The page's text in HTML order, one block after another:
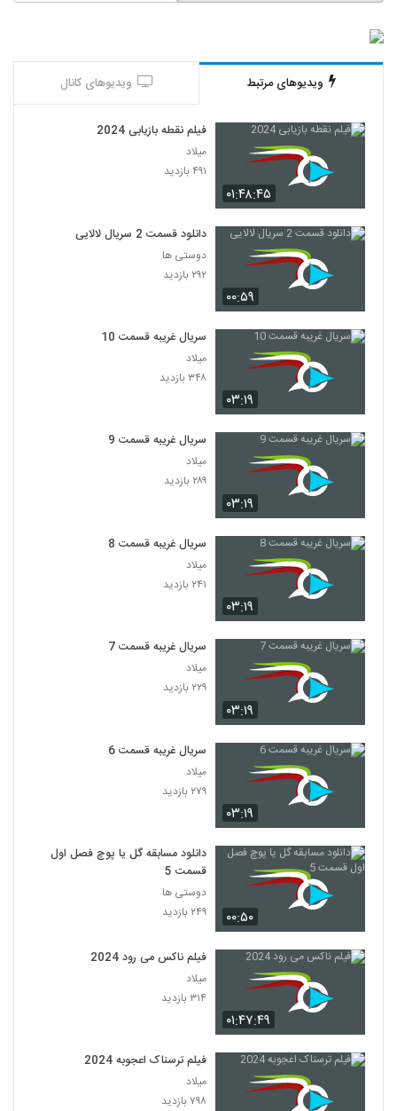
ویدیوهای مرتبط ویدیوهای کانال
۰۱:۴۸:۴۵
فیلم نقطه بازیابی 2024
میلاد
۴۹۱ بازدید
۰۰:۵۹
دانلود قسمت 2 سریال لالایی
دوستی ها
۲۹۲ بازدید
۰۳:۱۹
سریال غریبه قسمت 10
میلاد
۳۴۸ بازدید
۰۳:۱۹
سریال غریبه قسمت 9
میلاد
۲۸۹ بازدید
۰۳:۱۹
سریال غریبه قسمت 8
میلاد
۲۴۱ بازدید
۰۳:۱۹
سریال غریبه قسمت 7
میلاد
۲۲۹ بازدید
۰۳:۱۹
سریال غریبه قسمت 6
میلاد
۲۷۹ بازدید
۰۰:۵۰
دانلود مسابقه گل یا پوچ فصل اول
قسمت 5
دوستی ها
۲۴۹ بازدید
۰۱:۴۷:۴۹
فیلم ناکس می رود 2024
میلاد
۳۱۴ بازدید
فیلم ترسناک اعجوبه 2024
میلاد
۷۹۸ بازدید